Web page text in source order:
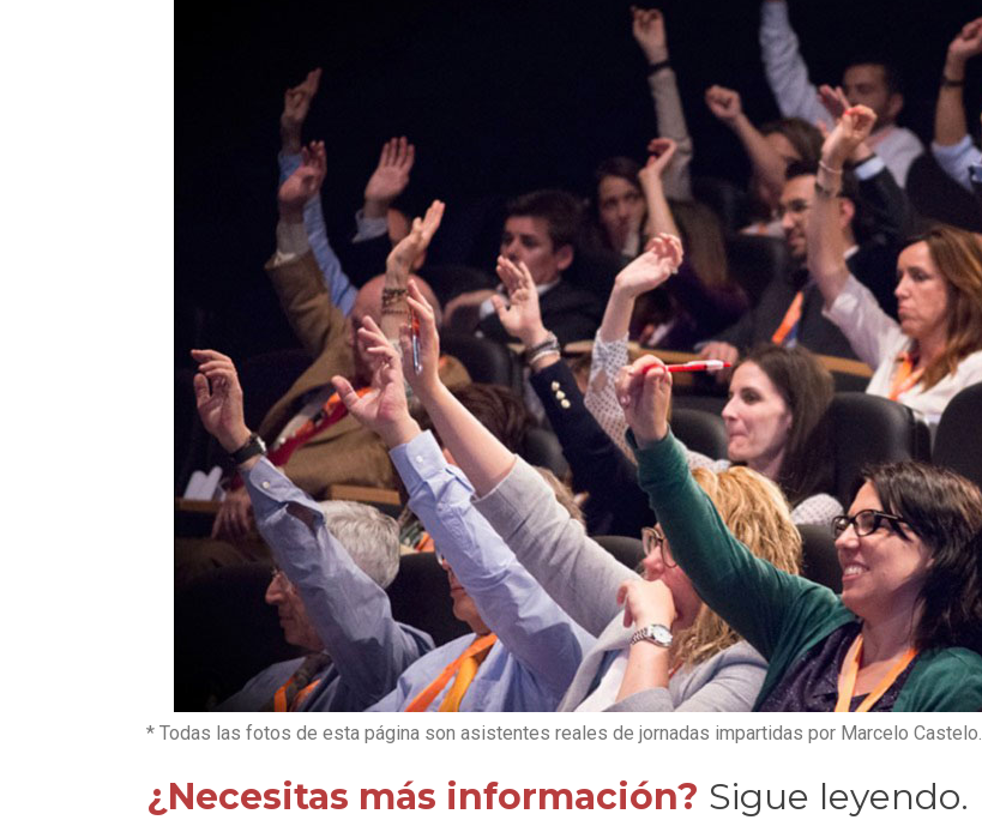
* Todas las fotos de esta página son asistentes reales de jornadas impartidas por Marcelo Castelo.
¿Necesitas más información? Sigue leyendo.